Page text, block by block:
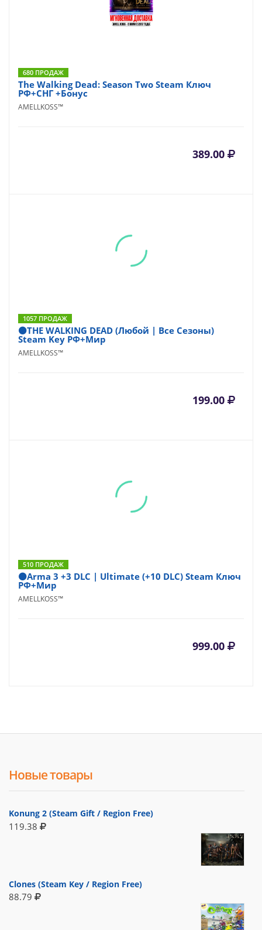
680 ПРОДАЖ
The Walking Dead: Season Two Steam Ключ
РФ+СНГ +Бонус
AMELLKOSS™
389.00
1057 ПРОДАЖ
⚫THE WALKING DEAD (Любой | Все Сезоны)
Steam Key РФ+Мир
AMELLKOSS™
199.00
510 ПРОДАЖ
⚫Arma 3 +3 DLC | Ultimate (+10 DLC) Steam Ключ
РФ+Мир
AMELLKOSS™
999.00
Новые товары
Konung 2 (Steam Gift / Region Free)
119.38
Clones (Steam Key / Region Free)
88.79